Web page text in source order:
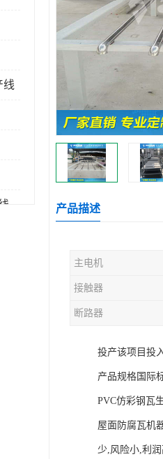
线
产品描述
主电机
接触器
断路器
投产该项目投
产品规格国际
PVC仿彩钢瓦
屋面防腐瓦机
少,风险小,利